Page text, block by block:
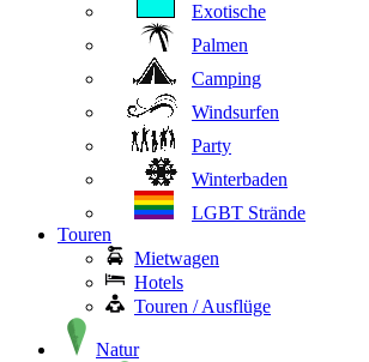
Exotische
Palmen
Camping
Windsurfen
Party
Winterbaden
LGBT Strände
Touren
Mietwagen
Hotels
Touren / Ausflüge
Natur